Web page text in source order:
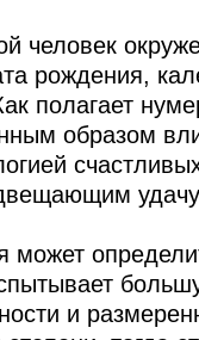
человек
рождения,
полагает
образом
и